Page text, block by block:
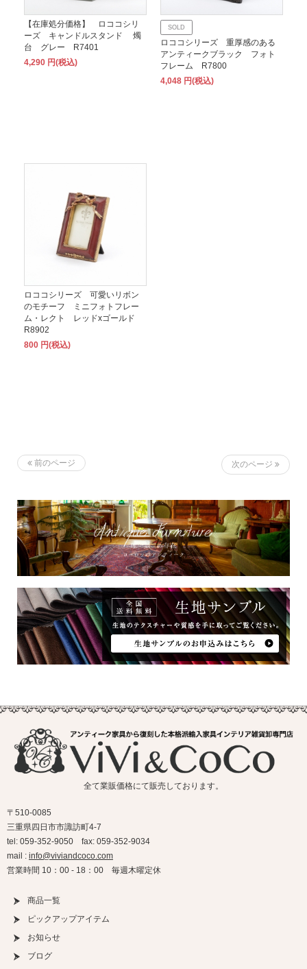
【在庫処分価格】 ロココシリ
ーズ キャンドルスタンド 燭
台 グレー R7401
4,290 円(税込)
SOLD
ロココシリーズ 重厚感のある
アンティークブラック フォト
フレーム R7800
4,048 円(税込)
ロココシリーズ 可愛いリボン
のモチーフ ミニフォトフレー
ム・レクト レッドxゴールド
R8902
800 円(税込)
前のページ 次のページ
全て業販価格にて販売しております。
〒510-0085
三重県四日市市諏訪町4-7
tel: 059-352-9050 fax: 059-352-9034
mail : info@viviandcoco.com
営業時間 10：00 - 18：00 毎週木曜定休
商品一覧
ピックアップアイテム
お知らせ
ブログ